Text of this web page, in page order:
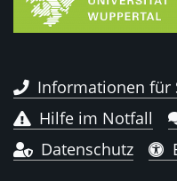
Informationen für
Hilfe im Notfall
Datenschutz